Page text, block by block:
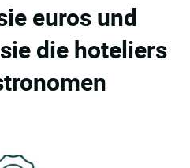
euros und
die hoteliers